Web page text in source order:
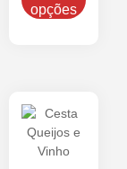
opções